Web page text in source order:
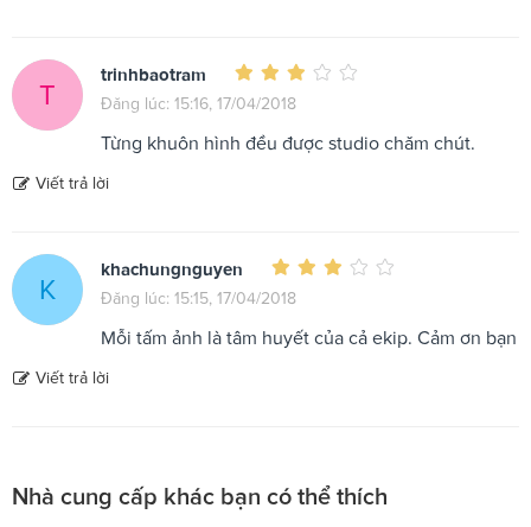
T
trinhbaotram
Đăng lúc: 15:16, 17/04/2018
Từng khuôn hình đều được studio chăm chút.
Viết trả lời
K
khachungnguyen
Đăng lúc: 15:15, 17/04/2018
Mỗi tấm ảnh là tâm huyết của cả ekip. Cảm ơn bạn
Viết trả lời
Nhà cung cấp khác bạn có thể thích